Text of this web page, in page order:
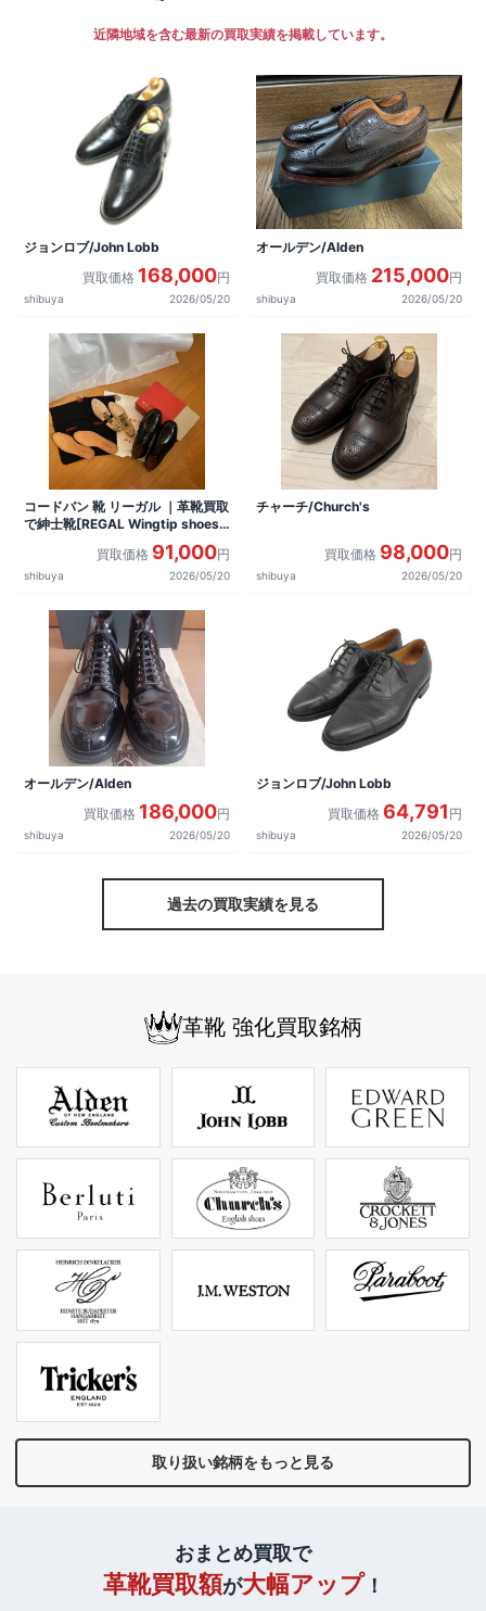
近隣地域を含む最新の買取実績を掲載しています。
ジョンロブ/John Lobb
買取価格 168,000円
shibuya 2026/05/20
オールデン/Alden
買取価格 215,000円
shibuya 2026/05/20
コードバン 靴 リーガル ｜革靴買取
で紳士靴[REGAL Wingtip shoes]
買取価格 91,000円
shibuya 2026/05/20
チャーチ/Church's
買取価格 98,000円
shibuya 2026/05/20
オールデン/Alden
買取価格 186,000円
shibuya 2026/05/20
ジョンロブ/John Lobb
買取価格 64,791 円
shibuya 2026/05/20
過去の買取実績を見る
革靴 強化買取銘柄
取り扱い銘柄をもっと見る
おまとめ買取で
革靴買取額が大幅アップ！